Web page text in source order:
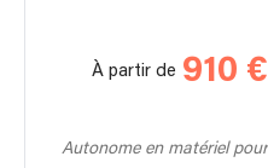
À partir de 910 €
Autonome en matériel